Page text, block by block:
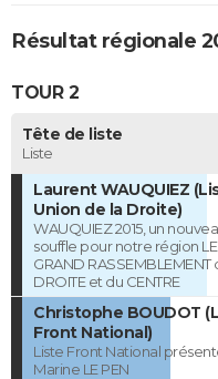
Résultat régionale
TOUR 2
Tête de liste
Liste
Laurent WAUQUIEZ
Union de la Droite)
WAUQUIEZ 2015, un
souffle pour notre région LE
GRAND RASSEMBLEMENT
DROITE et du CENTRE
Christophe BOUDOT
Front National)
Liste Front National
Marine LE PEN